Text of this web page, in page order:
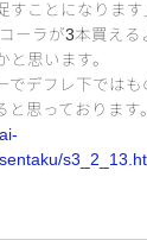
ことになります
ーラが3本買える
思います。
でデフレ下ではも
思っております。